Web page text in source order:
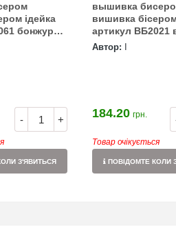
ідейка
бонжур
- +
З'ЯВИТЬСЯ
вышивка
вишивка
артикул ВБ2021
корзинка (кол
Автор:
184.20 грн.
Товар очікується
ПОВІДОМТЕ КОЛИ